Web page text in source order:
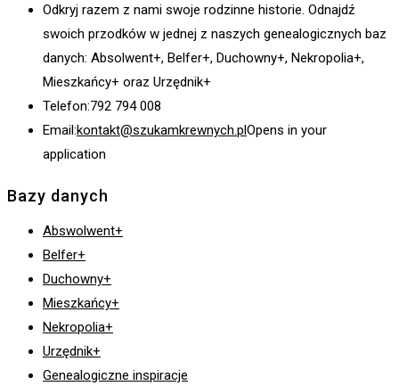
Odkryj razem z nami swoje rodzinne historie. Odnajdź
swoich przodków w jednej z naszych genealogicznych baz
danych: Absolwent+, Belfer+, Duchowny+, Nekropolia+,
Mieszkańcy+ oraz Urzędnik+
Telefon:792 794 008
Email:kontakt@szukamkrewnych.plOpens in your
application
Bazy danych
Abswolwent+
Belfer+
Duchowny+
Mieszkańcy+
Nekropolia+
Urzędnik+
Genealogiczne inspiracje